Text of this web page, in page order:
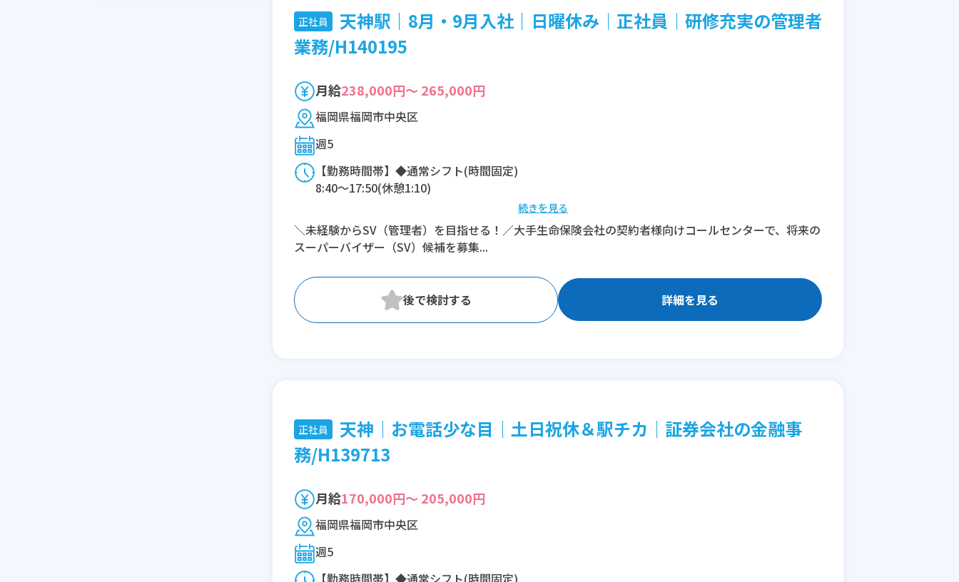
正社員
天神駅｜8月・9月入社｜日曜休み│正社員│研修充実の管理者
業務/H140195
月給238,000円～ 265,000円
福岡県福岡市中央区
週5
【勤務時間帯】◆通常シフト(時間固定)
8:40〜17:50(休憩1:10)
※残業：0〜1時間程度/月
※時短：7時間～ご相談OK!
続きを見る
＼未経験からSV（管理者）を目指せる！／大手生命保険会社の契約者様向けコールセンターで、将来の
スーパーバイザー（SV）候補を募集...
詳細を見る
正社員
天神│お電話少な目│土日祝休＆駅チカ│証券会社の金融事
務/H139713
月給170,000円～ 205,000円
福岡県福岡市中央区
週5
【勤務時間帯】◆通常シフト(時間固定)